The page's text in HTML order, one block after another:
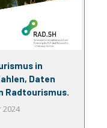
in
Daten
Radtourismus.
2024